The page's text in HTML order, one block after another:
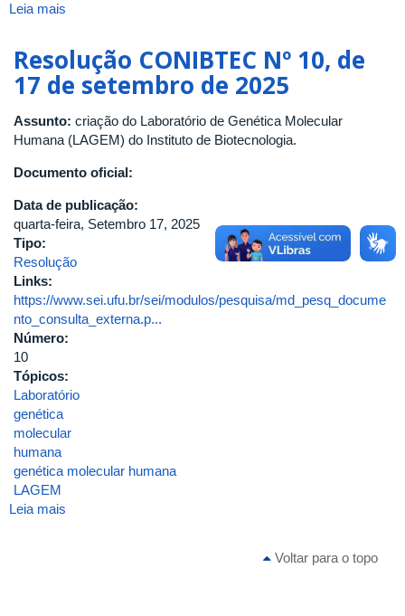
Leia mais
DA
1ª
REUNIÃO
DE
2026
COLEGIADO
DA
COORDENAÇÃO
EXTENSÃO
INSTITUTO
DE
BIOTECNOLOGIA
FEDERAL
Resolução CONIBTEC Nº 10, de
17 de setembro de 2025
Assunto: criação do Laboratório de Genética Molecular
Humana (LAGEM) do Instituto de Biotecnologia.
Documento oficial:
Data de publicação:
quarta-feira, Setembro 17, 2025
Tipo:
Resolução
Links:
https://www.sei.ufu.br/sei/modulos/pesquisa/md_pesq_docume
nto_consulta_externa.p...
Número:
10
Tópicos:
Laboratório
genética
molecular
humana
genética molecular humana
LAGEM
Leia mais
Voltar para o topo